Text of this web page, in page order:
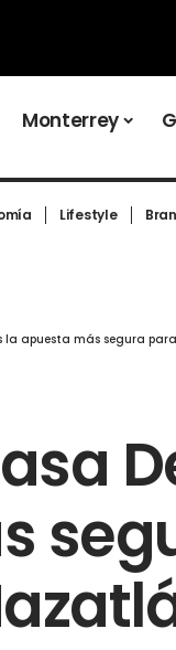
Monterrey
Lifestyle
la apuesta más segura